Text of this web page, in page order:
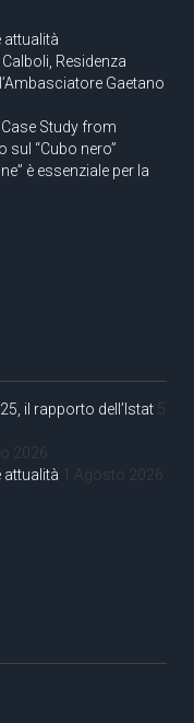
attualità
Residenza
Gaetano
Study from
sul “Cubo nero”
è essenziale per la
il rapporto dell’Istat 5
2026
attualità 1 Agosto 2026